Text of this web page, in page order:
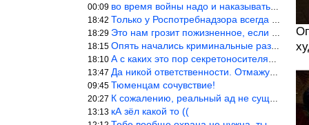
00:09 во время войны надо и наказывать по законам военного времени, а
18:42 Только у Роспотребнадзора всегда и все в порядке! Когда касается
18:29 Это нам грозит пожизненное, если только грозно посмотреть в их с
18:15 Опять начались криминальные разборки аля 90е!
18:10 А с каких это пор секретоносителям положена охрана? Это его зада
13:47 Да никой ответственности. Отмажутся.
09:45 Тюменцам сочувствие!
20:27 К сожалению, реальный ад не существует.
13:13 кА зёл какой то ((